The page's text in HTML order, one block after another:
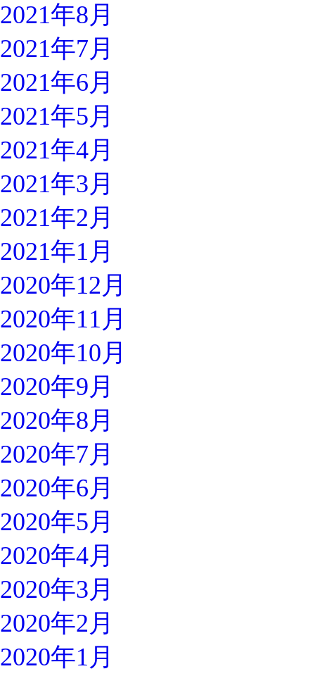
2021年8月
2021年7月
2021年6月
2021年5月
2021年4月
2021年3月
2021年2月
2021年1月
2020年12月
2020年11月
2020年10月
2020年9月
2020年8月
2020年7月
2020年6月
2020年5月
2020年4月
2020年3月
2020年2月
2020年1月